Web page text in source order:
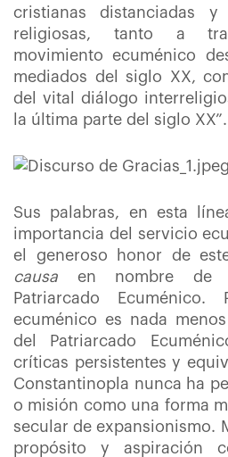
cristianas distanciadas y
religiosas, tanto a
movimiento ecuménico
mediados del siglo XX,
del vital diálogo
la última parte del siglo XX”.
Sus palabras, en esta
importancia del servicio
el generoso honor de
causa en nombre de
Patriarcado
ecuménico es nada
del Patriarcado
críticas persistentes y
Constantinopla nunca ha
o misión como una forma
secular de expansionismo.
propósito y aspiración